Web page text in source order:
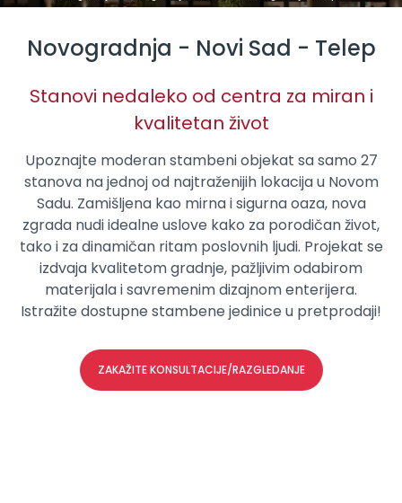
Novogradnja - Novi Sad - Telep
Stanovi nedaleko od centra za miran i
kvalitetan život
Upoznajte moderan stambeni objekat sa samo 27
stanova na jednoj od najtraženijih lokacija u Novom
Sadu. Zamišljena kao mirna i sigurna oaza, nova
zgrada nudi idealne uslove kako za porodičan život,
tako i za dinamičan ritam poslovnih ljudi. Projekat se
izdvaja kvalitetom gradnje, pažljivim odabirom
materijala i savremenim dizajnom enterijera.
Istražite dostupne stambene jedinice u pretprodaji!
ZAKAŽITE KONSULTACIJE/RAZGLEDANJE